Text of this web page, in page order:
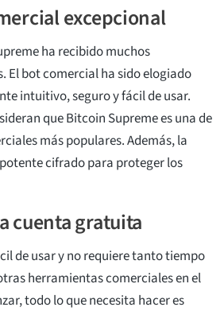
excepcional
ha recibido muchos
El bot comercial ha sido elogiado
intuitivo, seguro y fácil de usar.
que Bitcoin Supreme es una de
más populares. Además, la
cifrado para proteger los
cuenta gratuita
de usar y no requiere tanto tiempo
herramientas comerciales en el
todo lo que necesita hacer es